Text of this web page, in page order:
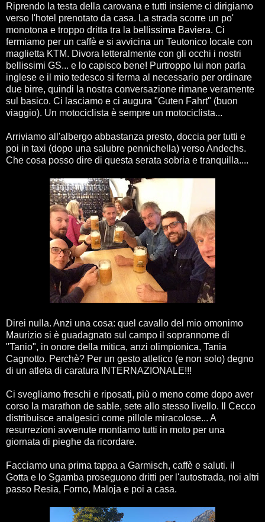
Riprendo la testa della carovana e tutti insieme ci dirigiamo
verso l'hotel prenotato da casa. La strada scorre un po'
monotona e troppo dritta tra la bellissima Baviera. Ci
fermiamo per un caffè e si avvicina un Teutonico locale con
maglietta KTM. Divora letteralmente con gli occhi i nostri
bellissimi GS... e lo capisco bene! Purtroppo lui non parla
inglese e il mio tedesco si ferma al necessario per ordinare
due birre, quindi la nostra conversazione rimane veramente
sul basico. Ci lasciamo e ci augura "Guten Fahrt" (buon
viaggio). Un motociclista è sempre un motociclista...
Arriviamo all'albergo abbastanza presto, doccia per tutti e
poi in taxi (dopo una salubre pennichella) verso Andechs.
Che cosa posso dire di questa serata sobria e tranquilla....
Direi nulla. Anzi una cosa: quel cavallo del mio omonimo
Maurizio si è guadagnato sul campo il soprannome di
"Tanio", in onore della mitica, anzi olimpionica, Tania
Cagnotto. Perchè? Per un gesto atletico (e non solo) degno
di un atleta di caratura INTERNAZIONALE!!!
Ci svegliamo freschi e riposati, più o meno come dopo aver
corso la marathon de sable, sete allo stesso livello. Il Cecco
distribuisce analgesici come pillole miracolose... A
resurrezioni avvenute montiamo tutti in moto per una
giornata di pieghe da ricordare.
Facciamo una prima tappa a Garmisch, caffè e saluti. il
Gotta e lo Sgamba proseguono dritti per l'autostrada, noi altri
passo Resia, Forno, Maloja e poi a casa.